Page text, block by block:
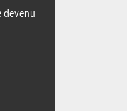
devenu